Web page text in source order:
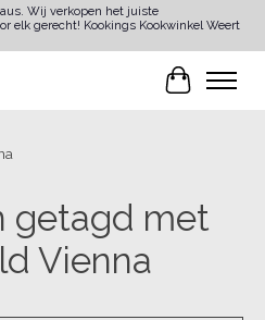
Wij verkopen het juiste
elk gerecht! Kookings Kookwinkel Weert
getagd met
Vienna